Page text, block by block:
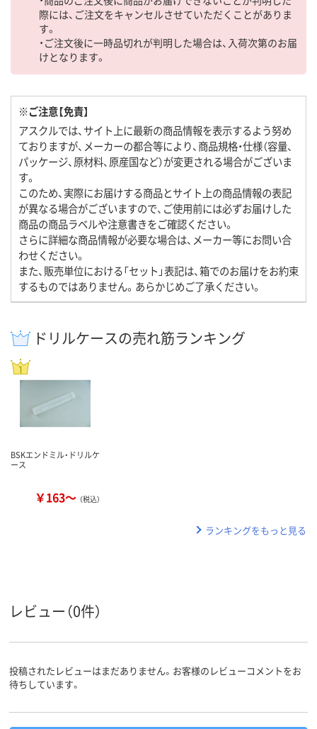
際には、ご注文をキャンセルさせていただくことがありま
す。
・ご注文後に一時品切れが判明した場合は、入荷次第のお届
けとなります。
※ご注意【免責】
アスクルでは、サイト上に最新の商品情報を表示するよう努め
ておりますが、メーカーの都合等により、商品規格・仕様（容量、
パッケージ、原材料、原産国など）が変更される場合がございま
す。
このため、実際にお届けする商品とサイト上の商品情報の表記
が異なる場合がございますので、ご使用前には必ずお届けした
商品の商品ラベルや注意書きをご確認ください。
さらに詳細な商品情報が必要な場合は、メーカー等にお問い合
わせください。
また、販売単位における「セット」表記は、箱でのお届けをお約束
するものではありません。あらかじめご了承ください。
ドリルケースの売れ筋ランキング
BSKエンドミル・ドリルケ
ース
￥163～ （税込）
ランキングをもっと見る
レビュー（0件）
投稿されたレビューはまだありません。お客様のレビューコメントをお
待ちしています。